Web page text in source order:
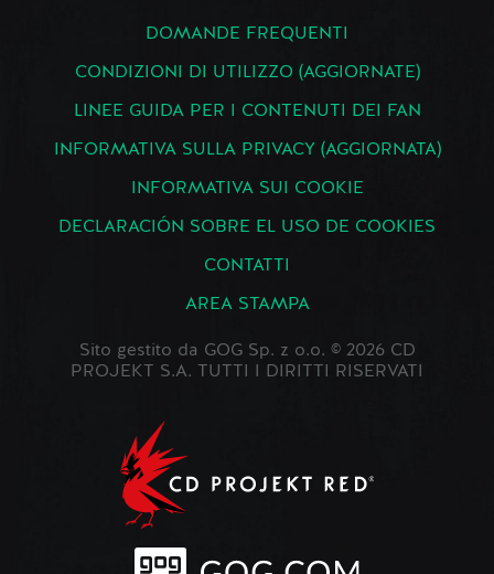
DOMANDE FREQUENTI
CONDIZIONI DI UTILIZZO (AGGIORNATE)
LINEE GUIDA PER I CONTENUTI DEI FAN
INFORMATIVA SULLA PRIVACY (AGGIORNATA)
INFORMATIVA SUI COOKIE
DECLARACIÓN SOBRE EL USO DE COOKIES
CONTATTI
AREA STAMPA
Sito gestito da GOG Sp. z o.o. © 2026 CD
PROJEKT S.A. TUTTI I DIRITTI RISERVATI